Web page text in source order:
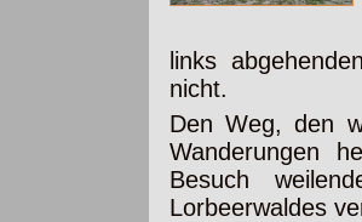
links
nicht.
Den Weg, den
Wanderungen
Besuch
Lorbeerwaldes